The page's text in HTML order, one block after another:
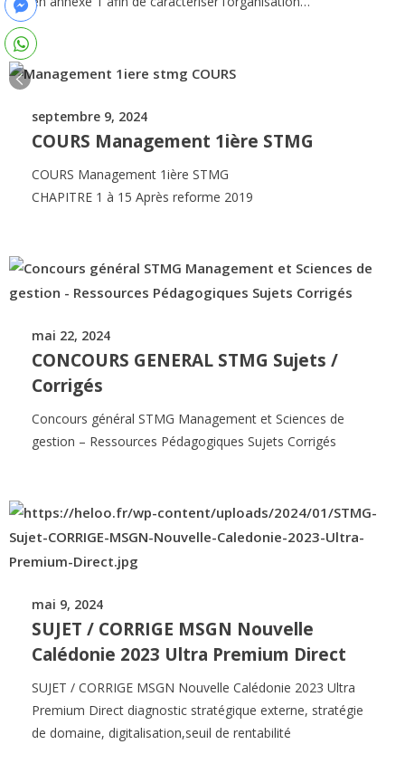
septembre 9, 2024
COURS Management 1ière STMG
COURS Management 1ière STMG
CHAPITRE 1 à 15 Après reforme 2019
mai 22, 2024
CONCOURS GENERAL STMG Sujets /
Corrigés
Concours général STMG Management et Sciences de
gestion – Ressources Pédagogiques Sujets Corrigés
mai 9, 2024
SUJET / CORRIGE MSGN Nouvelle
Calédonie 2023 Ultra Premium Direct
SUJET / CORRIGE MSGN Nouvelle Calédonie 2023 Ultra
Premium Direct diagnostic stratégique externe, stratégie
de domaine, digitalisation,seuil de rentabilité